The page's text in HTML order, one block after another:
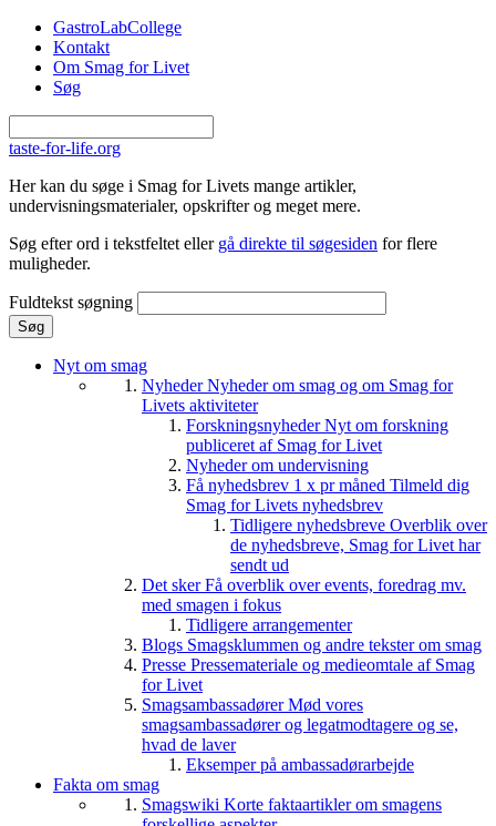
Gå til hovedindhold
GastroLabCollege
Kontakt
Om Smag for Livet
Søg
taste-for-life.org
Her kan du søge i Smag for Livets mange artikler,
undervisningsmaterialer, opskrifter og meget mere.
Søg efter ord i tekstfeltet eller gå direkte til søgesiden for flere
muligheder.
Fuldtekst søgning
Nyt om smag
NyhederNyheder om smag og om Smag for
Livets aktiviteter
ForskningsnyhederNyt om forskning
publiceret af Smag for Livet
Nyheder om undervisning
Få nyhedsbrev 1 x pr måned Tilmeld dig
Smag for Livets nyhedsbrev
Tidligere nyhedsbreve Overblik over
de nyhedsbreve, Smag for Livet har
sendt ud
Det skerFå overblik over events, foredrag mv.
med smagen i fokus
Tidligere arrangementer
Blogs Smagsklummen og andre tekster om smag
Presse Pressemateriale og medieomtale af Smag
for Livet
SmagsambassadørerMød vores
smagsambassadører og legatmodtagere og se,
hvad de laver
Eksemper på ambassadørarbejde
Fakta om smag
Smagswiki Korte faktaartikler om smagens